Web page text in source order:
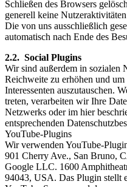
Schließen des Browsers
generell keine
Die von uns ausschließlich
automatisch nach Ende des
2.2. Social Plugins
Wir sind außerdem in sozialen
Reichweite zu erhöhen und
Interessenten auszutauschen.
treten, verarbeiten wir Ihre
Netzwerks oder im hier
entsprechenden
YouTube-Plugins
Wir verwenden YouTube-
901 Cherry Ave., San Bruno,
Google LLC. 1600
94043, USA. Das Plugin stellt